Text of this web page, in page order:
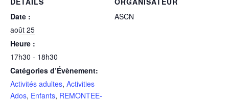
Date :
août 25
Heure :
17h30 - 18h30
Catégories d’Évènement:
Activités adultes, Activities
Ados, Enfants, REMONTEE-
ASCN